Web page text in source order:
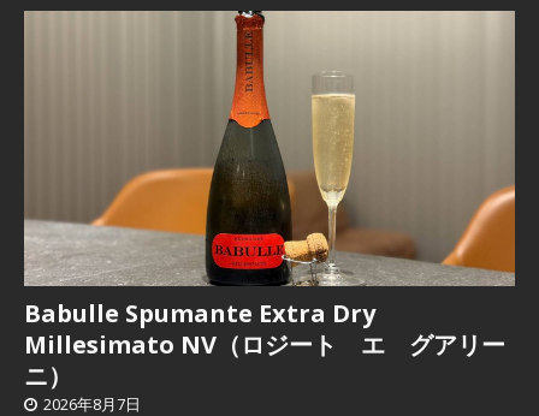
Babulle Spumante Extra Dry
Millesimato NV（ロジート エ グアリー
ニ）
2026年8月7日